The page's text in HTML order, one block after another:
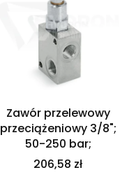
Zawór przelewowy
przeciążeniowy 3/8";
50-250 bar;
206,58 zł